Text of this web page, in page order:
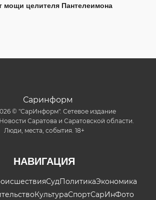
мощи целителя Пантелеимона
© "СарИнформ". Сетевое издание
Саратова и Саратовской области.
Люди, места, события. 18+
НАВИГАЦИЯ
СудПолитикаЭкономика
КультураСпортСарИнФото